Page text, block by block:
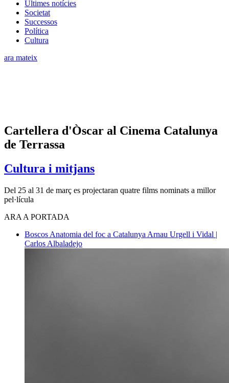
Últimes notícies
Societat
Successos
Política
Cultura
ara mateix
Cartellera d'Òscar al Cinema Catalunya
de Terrassa
Cultura i mitjans
Del 25 al 31 de març es projectaran quatre films nominats a millor
pel·lícula
ARA A PORTADA
Boscos Anatomia del foc a Catalunya Arnau Urgell i Vidal |
Carlos Albaladejo